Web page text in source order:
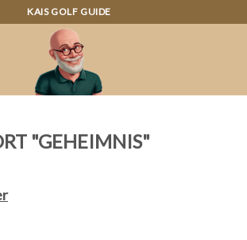
KAIS GOLF GUIDE
"GEHEIMNIS"